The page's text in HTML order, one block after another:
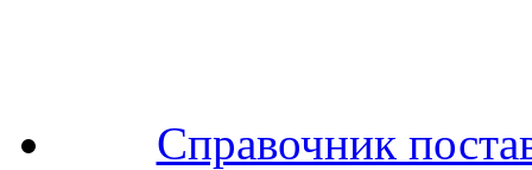
Справочник